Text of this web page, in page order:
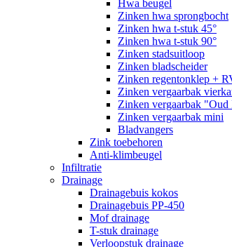
Hwa beugel
Zinken hwa sprongbocht
Zinken hwa t-stuk 45°
Zinken hwa t-stuk 90°
Zinken stadsuitloop
Zinken bladscheider
Zinken regentonklep +
Zinken vergaarbak
Zinken vergaarbak "Oud
Zinken vergaarbak mini
Bladvangers
Zink toebehoren
Anti-klimbeugel
Infiltratie
Drainage
Drainagebuis kokos
Drainagebuis PP-450
Mof drainage
T-stuk drainage
Verloopstuk drainage